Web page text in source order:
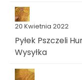
20 Kwietnia 2022
Pyłek Pszczeli
Wysyłka